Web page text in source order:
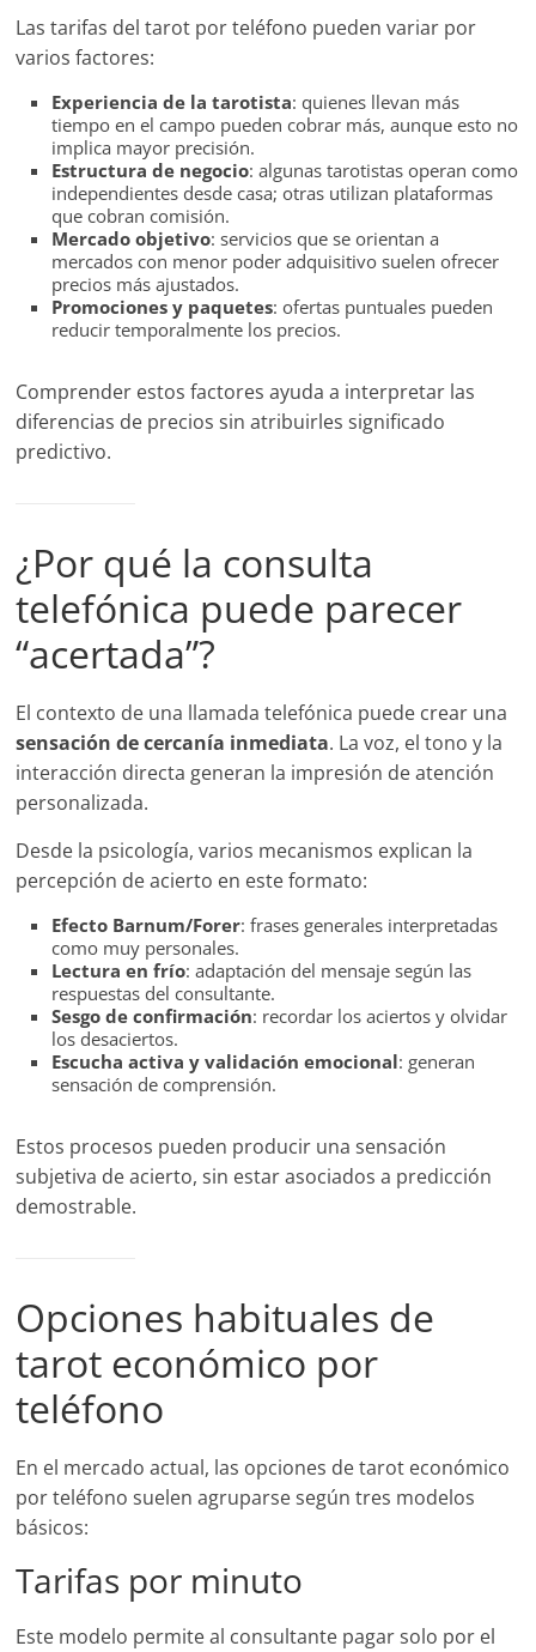
Las tarifas del tarot por teléfono pueden variar por
varios factores:
Experiencia de la tarotista: quienes llevan más
tiempo en el campo pueden cobrar más, aunque esto no
implica mayor precisión.
Estructura de negocio: algunas tarotistas operan como
independientes desde casa; otras utilizan plataformas
que cobran comisión.
Mercado objetivo: servicios que se orientan a
mercados con menor poder adquisitivo suelen ofrecer
precios más ajustados.
Promociones y paquetes: ofertas puntuales pueden
reducir temporalmente los precios.
Comprender estos factores ayuda a interpretar las
diferencias de precios sin atribuirles significado
predictivo.
¿Por qué la consulta
telefónica puede parecer
“acertada”?
El contexto de una llamada telefónica puede crear una
sensación de cercanía inmediata. La voz, el tono y la
interacción directa generan la impresión de atención
personalizada.
Desde la psicología, varios mecanismos explican la
percepción de acierto en este formato:
Efecto Barnum/Forer: frases generales interpretadas
como muy personales.
Lectura en frío: adaptación del mensaje según las
respuestas del consultante.
Sesgo de confirmación: recordar los aciertos y olvidar
los desaciertos.
Escucha activa y validación emocional: generan
sensación de comprensión.
Estos procesos pueden producir una sensación
subjetiva de acierto, sin estar asociados a predicción
demostrable.
Opciones habituales de
tarot económico por
teléfono
En el mercado actual, las opciones de tarot económico
por teléfono suelen agruparse según tres modelos
básicos:
Tarifas por minuto
Este modelo permite al consultante pagar solo por el